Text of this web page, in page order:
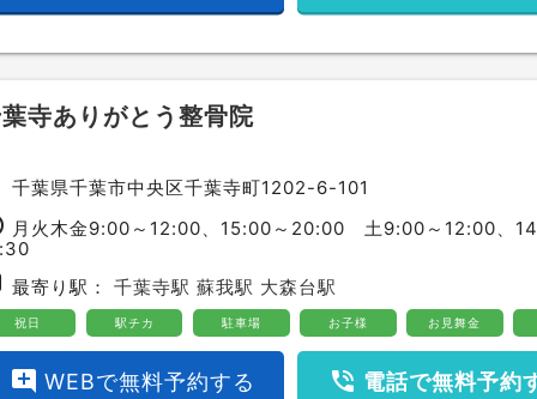
寺ありがとう整骨院
千葉県千葉市中央区千葉寺町1202-6-101
月火木金9:00～12:00、15:00～20:00 土9:00～12:00、
最寄り駅：千葉寺駅 蘇我駅 大森台駅
祝日 駅チカ 駐車場 お子様 お見舞金
add_comment WEBで無料予約する phone_in_talk 電話で無料予約